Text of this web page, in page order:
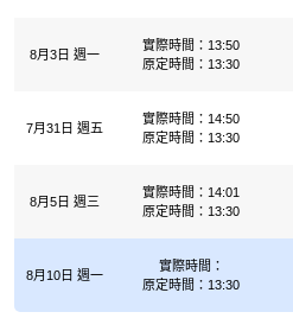
8月3日 週一
實際時間：13:50
原定時間：13:30
7月31日 週五
實際時間：14:50
原定時間：13:30
8月5日 週三
實際時間：14:01
原定時間：13:30
8月10日 週一
實際時間：
原定時間：13:30